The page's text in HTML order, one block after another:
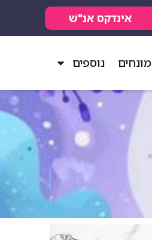
אינדקס אנ"ש
מונחים נוספים